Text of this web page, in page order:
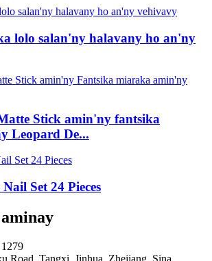
lolo salan'ny halavany ho an'ny
Stick amin'ny fantsika
Leopard De...
Set 24 Pieces
Road, Tangxi, Jinhua, Zhejiang, Sina